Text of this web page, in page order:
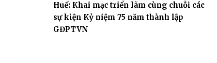
Huế: Khai mạc triển lãm cùng chuỗi các
sự kiện Kỷ niệm 75 năm thành lập
GĐPTVN